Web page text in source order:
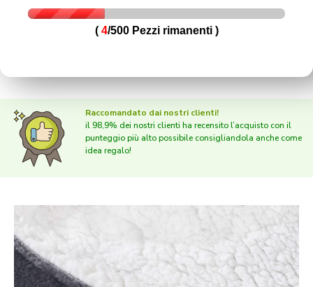
( 4/500 Pezzi rimanenti )
Raccomandato dai nostri clienti!
il 98,9% dei nostri clienti ha recensito l’acquisto con il
punteggio più alto possibile consigliandola anche come
idea regalo!